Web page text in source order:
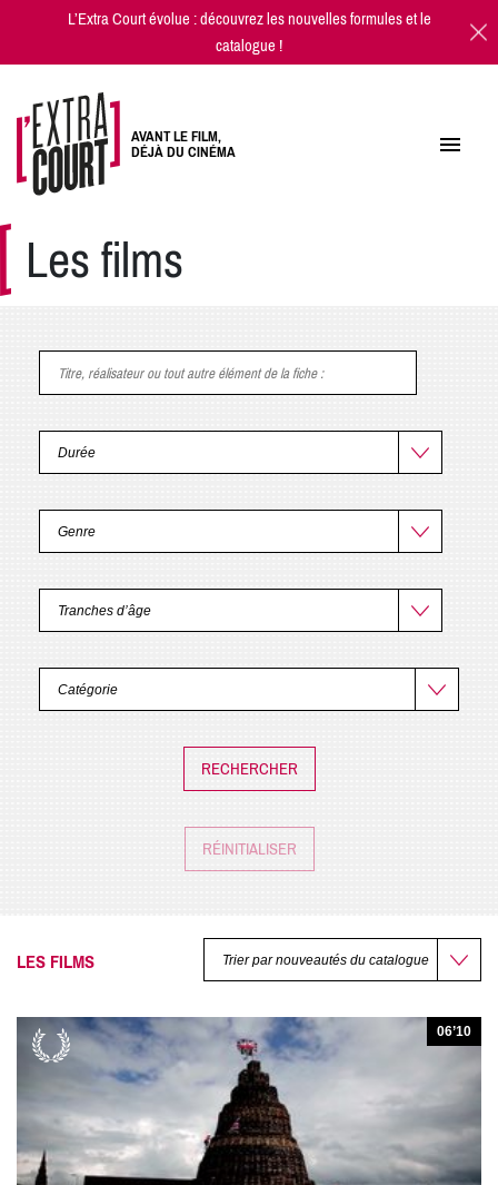
L’Extra Court évolue : découvrez lesnouvelles formulesetle
catalogue!
AVANT LE FILM,
DÉJÀ DU CINÉMA
Les films
Titre, réalisateur ou tout autre élément de la fiche:
RÉINITIALISER
LES FILMS
06’10